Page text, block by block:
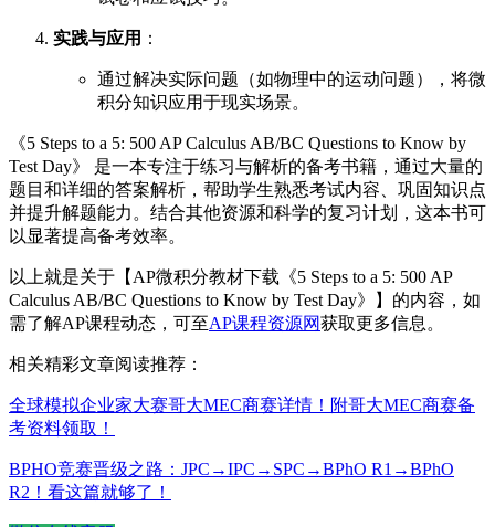
实践与应用 ：
通过解决实际问题（如物理中的运动问题），将微
积分知识应用于现实场景。
《5 Steps to a 5: 500 AP Calculus AB/BC Questions to Know by
Test Day》 是一本专注于练习与解析的备考书籍，通过大量的
题目和详细的答案解析，帮助学生熟悉考试内容、巩固知识点
并提升解题能力。结合其他资源和科学的复习计划，这本书可
以显著提高备考效率。
以上就是关于【AP微积分教材下载《5 Steps to a 5: 500 AP
Calculus AB/BC Questions to Know by Test Day》】的内容，如
需了解AP课程动态，可至AP课程资源网获取更多信息。
相关精彩文章阅读推荐：
全球模拟企业家大赛哥大MEC商赛详情！附哥大MEC商赛备
考资料领取！
BPHO竞赛晋级之路：JPC→IPC→SPC→BPhO R1→BPhO
R2！看这篇就够了！